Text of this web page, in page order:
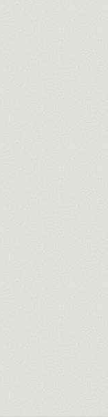
→